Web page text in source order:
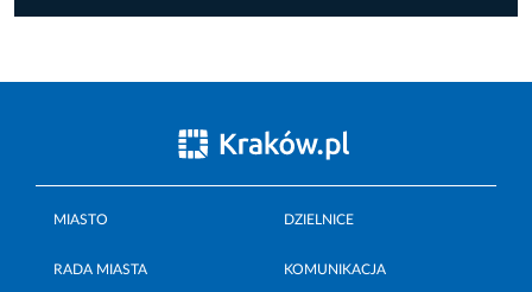
MIASTO DZIELNICE
RADA MIASTA KOMUNIKACJA